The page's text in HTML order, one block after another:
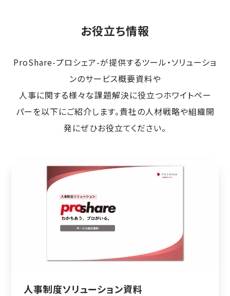
お役立ち情報
ProShare-プロシェア-が提供するツール・ソリューショ
ンのサービス概要資料や
人事に関する様々な課題解決に役立つホワイトペー
パーを以下にご紹介します。貴社の人材戦略や組織開
発にぜひお役立てください。
人事制度ソリューション資料